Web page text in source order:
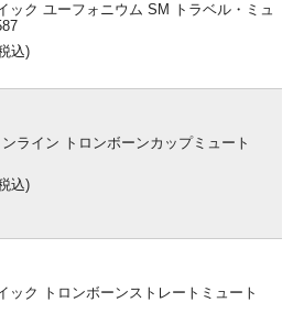
ック ユーフォニウム SM トラベル・ミュ
込)
ライン トロンボーンカップミュート
込)
ック トロンボーンストレートミュート